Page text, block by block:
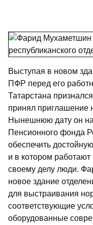
Выступая в новом
ПФР перед его
Татарстана
принял приглашение
Нынешнюю дату он
Пенсионного фонда
обеспечить
и в котором
своему делу люди.
новое здание
для выстраивания
соответствующие
оборудованные